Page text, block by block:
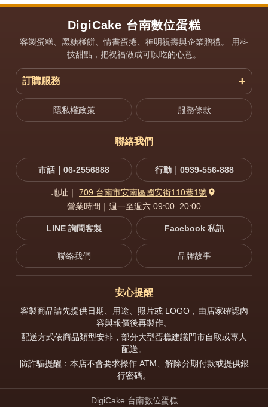
DigiCake 台南數位蛋糕
客製蛋糕、黑糖椪餅、情書蛋捲、神明祝壽與企業贈禮。 用科
技甜點，把祝福做成可以吃的心意。
訂購服務
隱私權政策 服務條款
聯絡我們
市話｜06-2556888 行動｜0939-556-888
地址｜ 709 台南市安南區國安街110巷1號
營業時間｜週一至週六 09:00–20:00
LINE 詢問客製 Facebook 私訊
聯絡我們 品牌故事
安心提醒
客製商品請先提供日期、用途、照片或 LOGO，由店家確認內
容與報價後再製作。
配送方式依商品類型安排，部分大型蛋糕建議門市自取或專人
配送。
防詐騙提醒：本店不會要求操作 ATM、解除分期付款或提供銀
行密碼。
DigiCake 台南數位蛋糕